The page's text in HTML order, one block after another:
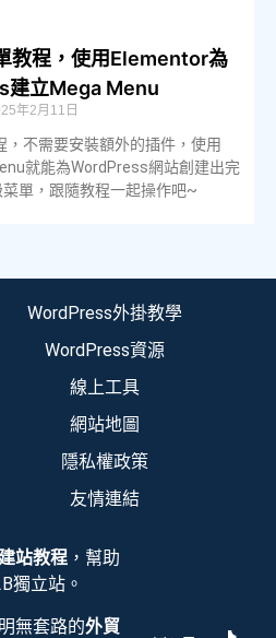
教程，使用Elementor為
建立Mega Menu
年2月11日
不需要安裝額外的插件，使用
就能為WordPress網站創建出完
單，跟隨教程一起操作吧~
WordPress外掛教學
WordPress資源
線上工具
網站地圖
隱私權政策
友情連結
站教程，幫助
獨立站。
無套路的外貿